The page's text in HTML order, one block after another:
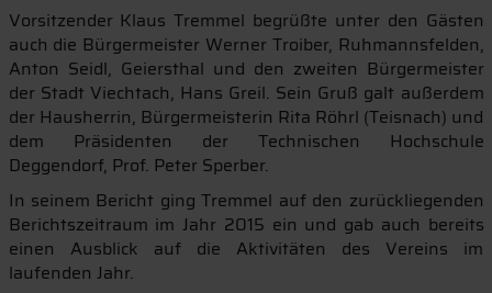
Vorsitzender Klaus Tremmel begrüßte unter den Gästen
auch die Bürgermeister Werner Troiber, Ruhmannsfelden,
Anton Seidl, Geiersthal und den zweiten Bürgermeister
der Stadt Viechtach, Hans Greil. Sein Gruß galt außerdem
der Hausherrin, Bürgermeisterin Rita Röhrl (Teisnach) und
dem Präsidenten der Technischen Hochschule
Deggendorf, Prof. Peter Sperber.
In seinem Bericht ging Tremmel auf den zurückliegenden
Berichtszeitraum im Jahr 2015 ein und gab auch bereits
einen Ausblick auf die Aktivitäten des Vereins im
laufenden Jahr.